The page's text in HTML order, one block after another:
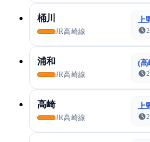
桶川
JR高崎線
浦和
JR高崎線
(高
高崎
JR高崎線